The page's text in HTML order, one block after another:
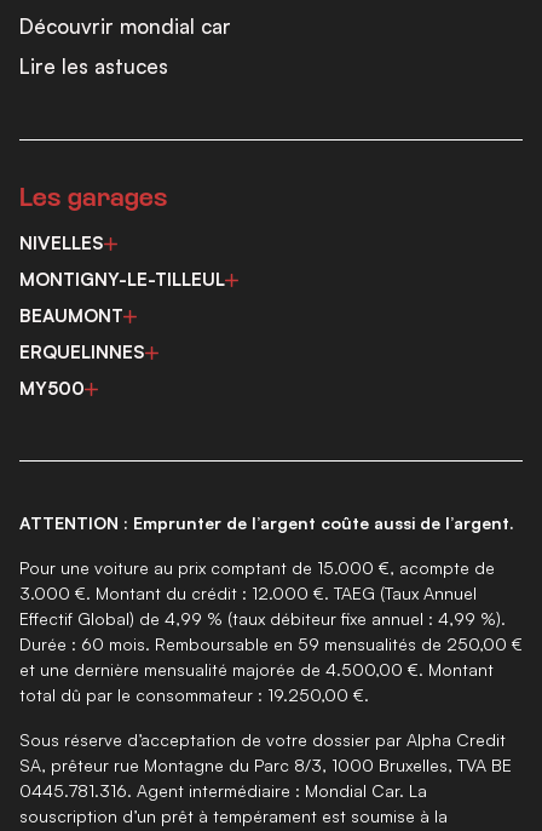
Découvrir mondial car
Lire les astuces
Les garages
NIVELLES
MONTIGNY-LE-TILLEUL
BEAUMONT
ERQUELINNES
MY500
ATTENTION : Emprunter de l’argent coûte aussi de l’argent.
Pour une voiture au prix comptant de 15.000 €, acompte de
3.000 €. Montant du crédit : 12.000 €. TAEG (Taux Annuel
Effectif Global) de 4,99 % (taux débiteur fixe annuel : 4,99 %).
Durée : 60 mois. Remboursable en 59 mensualités de 250,00 €
et une dernière mensualité majorée de 4.500,00 €. Montant
total dû par le consommateur : 19.250,00 €.
Sous réserve d’acceptation de votre dossier par Alpha Credit
SA, prêteur rue Montagne du Parc 8/3, 1000 Bruxelles, TVA BE
0445.781.316. Agent intermédiaire : Mondial Car. La
souscription d’un prêt à tempérament est soumise à la